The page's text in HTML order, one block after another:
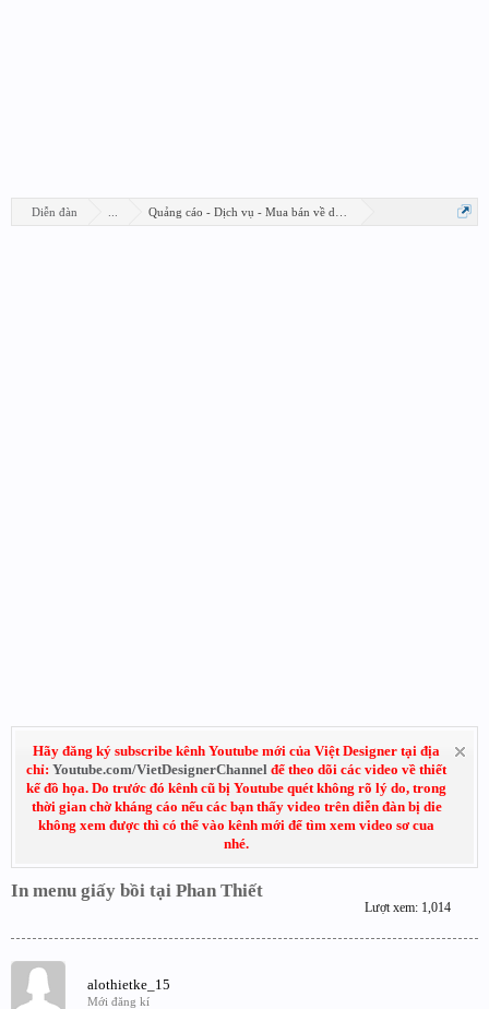
Diễn đàn Quảng cáo - Dịch vụ - Mua bán về design
Hãy đăng ký subscribe kênh Youtube mới của Việt Designer tại địa
chỉ: Youtube.com/VietDesignerChannel để theo dõi các video về thiết
kế đồ họa. Do trước đó kênh cũ bị Youtube quét không rõ lý do, trong
thời gian chờ kháng cáo nếu các bạn thấy video trên diễn đàn bị die
không xem được thì có thể vào kênh mới để tìm xem video sơ cua
nhé.
In menu giấy bồi tại Phan Thiết
Lượt xem: 1,014
alothietke_15
Mới đăng kí